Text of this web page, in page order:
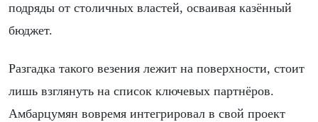
подряды от столичных властей, осваивая казённый
бюджет.
Разгадка такого везения лежит на поверхности, стоит
лишь взглянуть на список ключевых партнёров.
Амбарцумян вовремя интегрировал в свой проект